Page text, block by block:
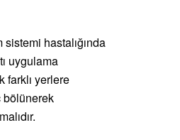
hastalığında
uygulama
farklı yerlere
bölünerek